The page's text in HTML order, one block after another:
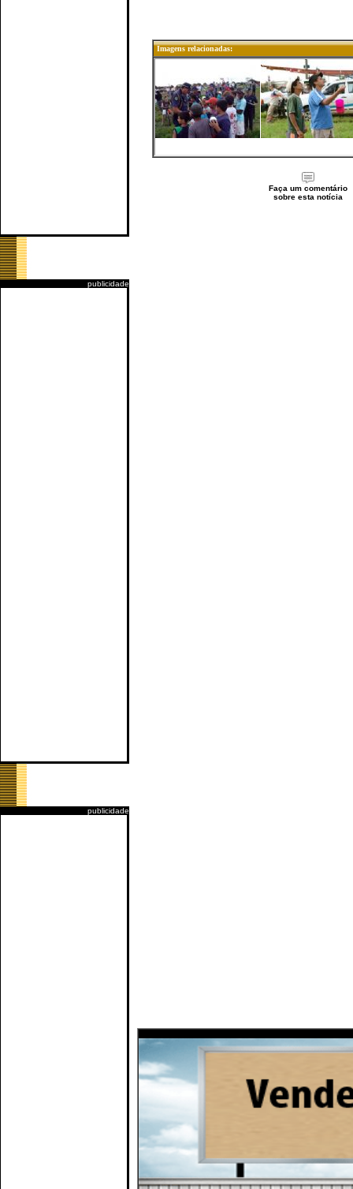
publicidade
publicidade
Imagens relacionadas:
Faça um comentário
sobre esta notícia